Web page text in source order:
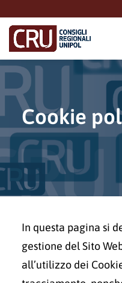
Cookie pol
​​In questa pagina si
gestione del Sito
all’utilizzo dei